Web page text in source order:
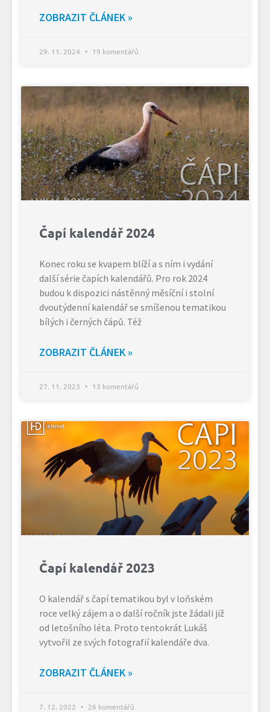
ZOBRAZIT ČLÁNEK »
29. 11. 2024 19 komentářů
Čapí kalendář 2024
Konec roku se kvapem blíží a s ním i vydání
další série čapích kalendářů. Pro rok 2024
budou k dispozici nástěnný měsíční i stolní
dvoutýdenní kalendář se smíšenou tematikou
bílých i černých čápů. Též
ZOBRAZIT ČLÁNEK »
27. 11. 2023 13 komentářů
Čapí kalendář 2023
O kalendář s čapí tematikou byl v loňském
roce velký zájem a o další ročník jste žádali již
od letošního léta. Proto tentokrát Lukáš
vytvořil ze svých fotografií kalendáře dva.
ZOBRAZIT ČLÁNEK »
7. 12. 2022 26 komentářů